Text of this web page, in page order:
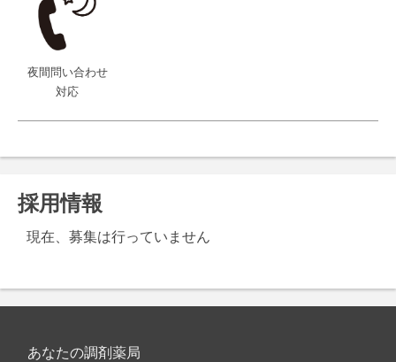
夜間問い合わせ
対応
採用情報
現在、募集は行っていません
あなたの調剤薬局